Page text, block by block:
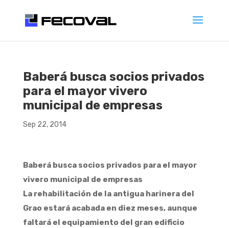
Baberá busca socios privados
para el mayor vivero
municipal de empresas
Sep 22, 2014
Baberá busca socios privados para el mayor
vivero municipal de empresas
La rehabilitación de la antigua harinera del
Grao estará acabada en diez meses, aunque
faltará el equipamiento del gran edificio